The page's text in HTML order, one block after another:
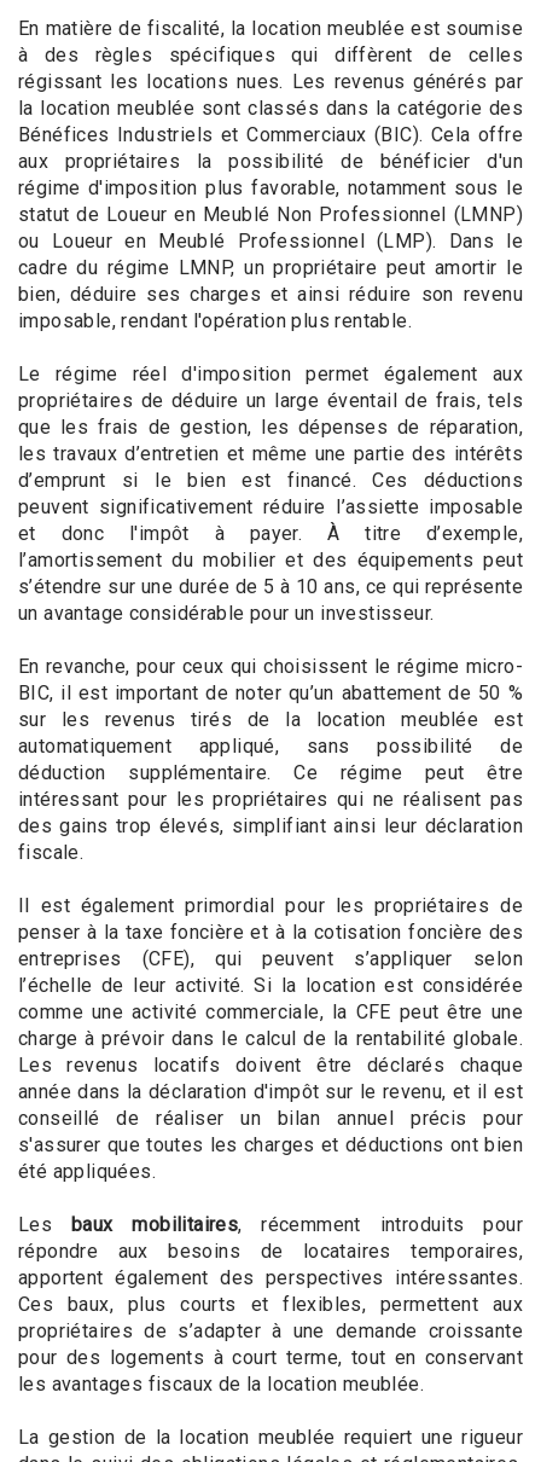
En matière de fiscalité, la location meublée est soumise
à des règles spécifiques qui diffèrent de celles
régissant les locations nues. Les revenus générés par
la location meublée sont classés dans la catégorie des
Bénéfices Industriels et Commerciaux (BIC). Cela offre
aux propriétaires la possibilité de bénéficier d'un
régime d'imposition plus favorable, notamment sous le
statut de Loueur en Meublé Non Professionnel (LMNP)
ou Loueur en Meublé Professionnel (LMP). Dans le
cadre du régime LMNP, un propriétaire peut amortir le
bien, déduire ses charges et ainsi réduire son revenu
imposable, rendant l'opération plus rentable.
Le régime réel d'imposition permet également aux
propriétaires de déduire un large éventail de frais, tels
que les frais de gestion, les dépenses de réparation,
les travaux d’entretien et même une partie des intérêts
d’emprunt si le bien est financé. Ces déductions
peuvent significativement réduire l’assiette imposable
et donc l'impôt à payer. À titre d’exemple,
l’amortissement du mobilier et des équipements peut
s’étendre sur une durée de 5 à 10 ans, ce qui représente
un avantage considérable pour un investisseur.
En revanche, pour ceux qui choisissent le régime micro-
BIC, il est important de noter qu’un abattement de 50 %
sur les revenus tirés de la location meublée est
automatiquement appliqué, sans possibilité de
déduction supplémentaire. Ce régime peut être
intéressant pour les propriétaires qui ne réalisent pas
des gains trop élevés, simplifiant ainsi leur déclaration
fiscale.
Il est également primordial pour les propriétaires de
penser à la taxe foncière et à la cotisation foncière des
entreprises (CFE), qui peuvent s’appliquer selon
l’échelle de leur activité. Si la location est considérée
comme une activité commerciale, la CFE peut être une
charge à prévoir dans le calcul de la rentabilité globale.
Les revenus locatifs doivent être déclarés chaque
année dans la déclaration d'impôt sur le revenu, et il est
conseillé de réaliser un bilan annuel précis pour
s'assurer que toutes les charges et déductions ont bien
été appliquées.
Les baux mobilitaires, récemment introduits pour
répondre aux besoins de locataires temporaires,
apportent également des perspectives intéressantes.
Ces baux, plus courts et flexibles, permettent aux
propriétaires de s’adapter à une demande croissante
pour des logements à court terme, tout en conservant
les avantages fiscaux de la location meublée.
La gestion de la location meublée requiert une rigueur